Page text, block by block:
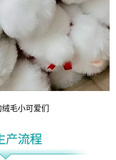
毛小可爱们